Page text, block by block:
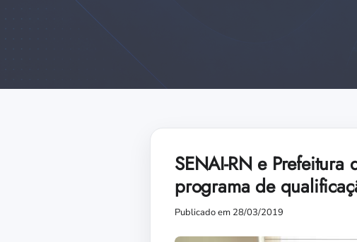
SENAI-RN e
programa de
Publicado em 28/03/2019